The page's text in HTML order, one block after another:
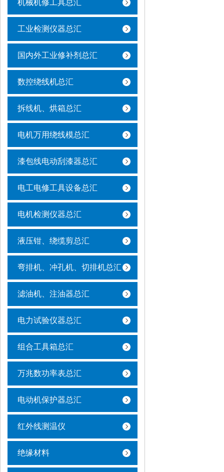
机械机修工具总汇
工业检测仪器总汇
国内外工业修补剂总汇
数控绕线机总汇
拆线机、烘箱总汇
电机万用绕线模总汇
漆包线电动刮漆器总汇
电工电修工具设备总汇
电机检测仪器总汇
液压钳、绕缆剪总汇
弯排机、冲孔机、切排机总汇
滤油机、注油器总汇
电力试验仪器总汇
组合工具箱总汇
万兆数功率表总汇
电动机保护器总汇
红外线测温仪
绝缘材料